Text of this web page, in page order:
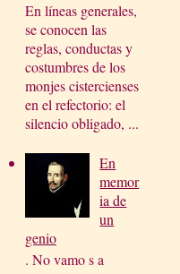
En líneas generales,
se conocen las
reglas, conductas y
costumbres de los
monjes cistercienses
en el refectorio: el
silencio obligado, ...
En
memor
ia de
un
genio
. No vamo s a